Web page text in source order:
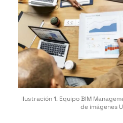
Ilustración 1. Equipo BIM
de imágenes